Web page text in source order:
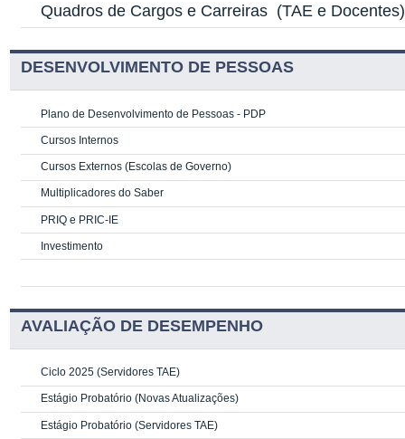
Quadros de Cargos e Carreiras (TAE e Docentes)
DESENVOLVIMENTO DE PESSOAS
Plano de Desenvolvimento de Pessoas - PDP
Cursos Internos
Cursos Externos (Escolas de Governo)
Multiplicadores do Saber
PRIQ e PRIC-IE
Investimento
AVALIAÇÃO DE DESEMPENHO
Ciclo 2025 (Servidores TAE)
Estágio Probatório (Novas Atualizações)
Estágio Probatório (Servidores TAE)